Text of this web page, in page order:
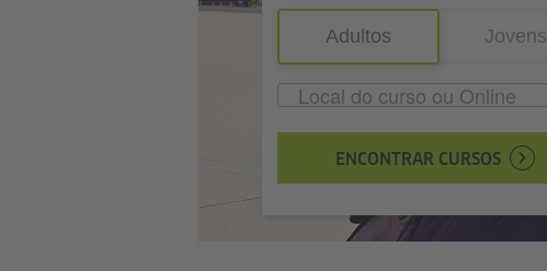
Adultos Jovens
ENCONTRAR CURSOS